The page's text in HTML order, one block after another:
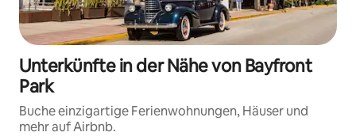
Unterkünfte in der Nähe von Bayfront
Park
Buche einzigartige Ferienwohnungen, Häuser und
mehr auf Airbnb.